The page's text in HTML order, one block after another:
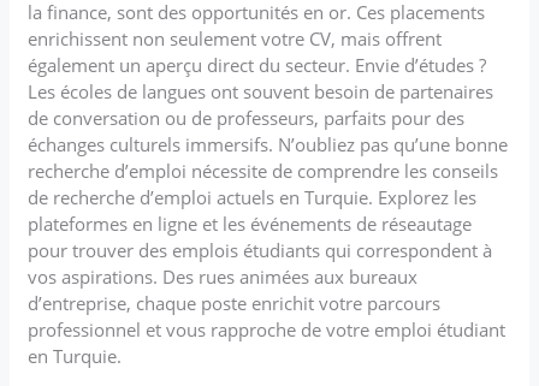
la finance, sont des opportunités en or. Ces placements
enrichissent non seulement votre CV, mais offrent
également un aperçu direct du secteur. Envie d’études ?
Les écoles de langues ont souvent besoin de partenaires
de conversation ou de professeurs, parfaits pour des
échanges culturels immersifs. N’oubliez pas qu’une bonne
recherche d’emploi nécessite de comprendre les conseils
de recherche d’emploi actuels en Turquie. Explorez les
plateformes en ligne et les événements de réseautage
pour trouver des emplois étudiants qui correspondent à
vos aspirations. Des rues animées aux bureaux
d’entreprise, chaque poste enrichit votre parcours
professionnel et vous rapproche de votre emploi étudiant
en Turquie.